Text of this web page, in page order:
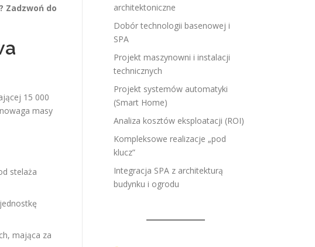
Zadzwoń do
15 000
masy
stelaża
mająca za
architektoniczne
Dobór technologii basenowej i
SPA
Projekt maszynowni i instalacji
technicznych
Projekt systemów automatyki
(Smart Home)
Analiza kosztów eksploatacji (ROI)
Kompleksowe realizacje „pod
klucz”
Integracja SPA z architekturą
budynku i ogrodu